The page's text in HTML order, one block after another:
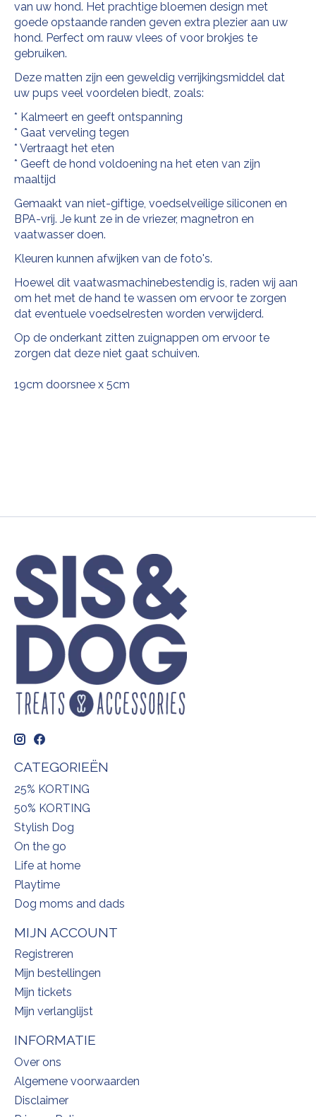
van uw hond. Het prachtige bloemen design met
goede opstaande randen geven extra plezier aan uw
hond. Perfect om rauw vlees of voor brokjes te
gebruiken.
Deze matten zijn een geweldig verrijkingsmiddel dat
uw pups veel voordelen biedt, zoals:
* Kalmeert en geeft ontspanning
* Gaat verveling tegen
* Vertraagt ​​het eten
* Geeft de hond voldoening na het eten van zijn
maaltijd
Gemaakt van niet-giftige, voedselveilige siliconen en
BPA-vrij. Je kunt ze in de vriezer, magnetron en
vaatwasser doen.
Kleuren kunnen afwijken van de foto's.
Hoewel dit vaatwasmachinebestendig is, raden wij aan
om het met de hand te wassen om ervoor te zorgen
dat eventuele voedselresten worden verwijderd.
Op de onderkant zitten zuignappen om ervoor te
zorgen dat deze niet gaat schuiven.
19cm doorsnee x 5cm
CATEGORIEËN
25% KORTING
50% KORTING
Stylish Dog
On the go
Life at home
Playtime
Dog moms and dads
MIJN ACCOUNT
Registreren
Mijn bestellingen
Mijn tickets
Mijn verlanglijst
INFORMATIE
Over ons
Algemene voorwaarden
Disclaimer